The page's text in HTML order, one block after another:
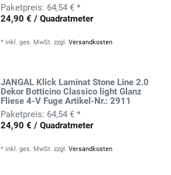
64,54 € *
24,90 € / Quadratmeter
* inkl. ges. MwSt. zzgl.Versandkosten
JANGAL Klick Laminat Stone Line 2.0
Dekor Botticino Classico light Glanz
Fliese 4-V Fuge Artikel-Nr.: 2911
64,54 € *
24,90 € / Quadratmeter
* inkl. ges. MwSt. zzgl.Versandkosten